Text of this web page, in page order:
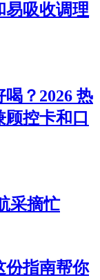
易吸收调理
？2026 热
控卡和口
采摘忙
份指南帮你